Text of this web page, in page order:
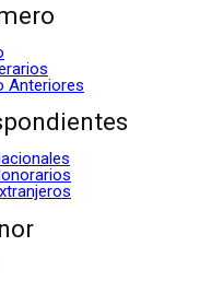
Anteriores